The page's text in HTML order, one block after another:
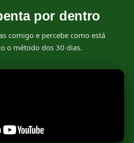
por dentro
comigo e percebe como está
o método dos 30 dias.